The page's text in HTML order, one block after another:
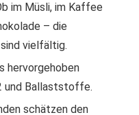
im Müsli, im Kaffee
– die
vielfältig.
hervorgehoben
und Ballaststoffe.
schätzen den